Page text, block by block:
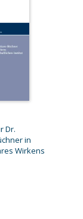
Dr.
in
Wirkens